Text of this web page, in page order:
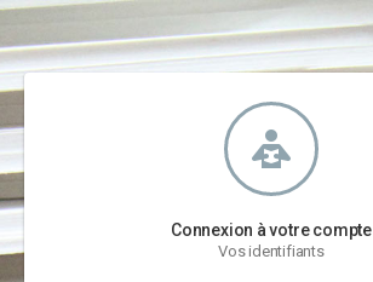
Connexion à votre compte
Vos identifiants